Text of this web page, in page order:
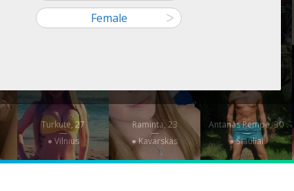
Malena, 31
● Vilnius
Jurate K, 34
● Priekulė
Giedrius Zilionis, 33
Turkute, 27
—
● Vilnius
Raminta, 23
—
● Kavarskas
Antanas Pempė, 30
—
● Šiauliai
Female
ᐳ